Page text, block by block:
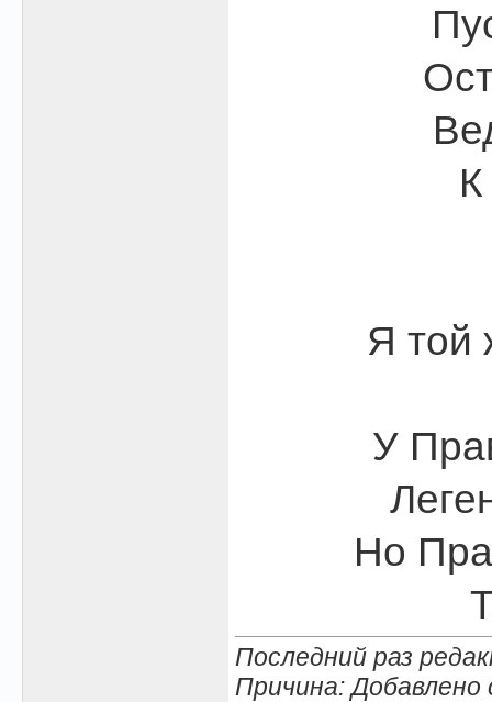
Я той
У
Но
Последний раз
Причина: